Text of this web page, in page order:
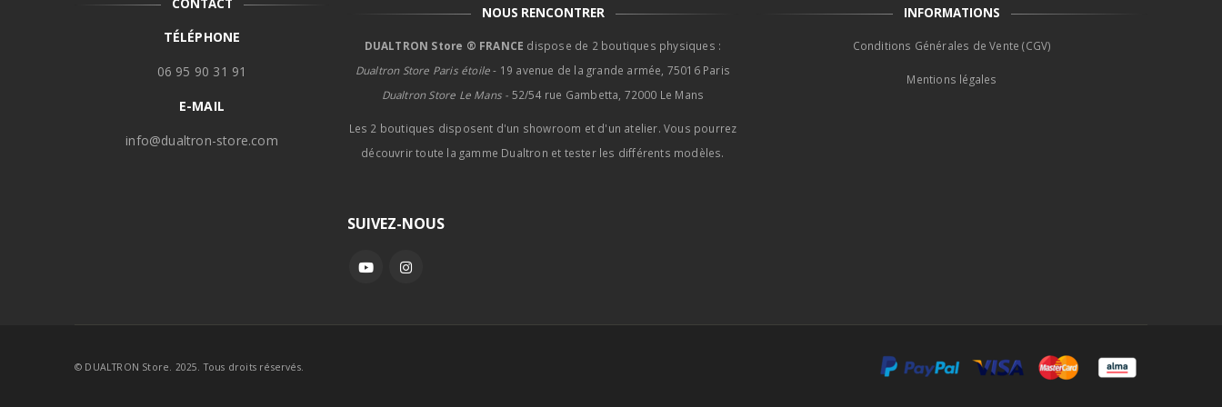
CONTACT
TÉLÉPHONE
06 95 90 31 91
E-MAIL
info@dualtron-store.com
NOUS RENCONTRER
DUALTRON Store ® FRANCE dispose de 2 boutiques physiques :
Dualtron Store Paris étoile- 19 avenue de la grande armée, 75016 Paris
Dualtron Store Le Mans - 52/54 rue Gambetta, 72000 Le Mans
Les 2 boutiques disposent d'un showroom et d'un atelier. Vous pourrez
découvrir toute la gamme Dualtron et tester les différents modèles.
INFORMATIONS
Conditions Générales de Vente (CGV)
Mentions légales
SUIVEZ-NOUS
© DUALTRON Store. 2025. Tous droits réservés.